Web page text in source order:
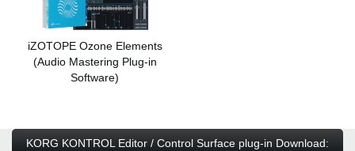
iZOTOPE Ozone Elements
(Audio Mastering Plug-in
Software)
KORG KONTROL Editor / Control Surface plug-in Download: